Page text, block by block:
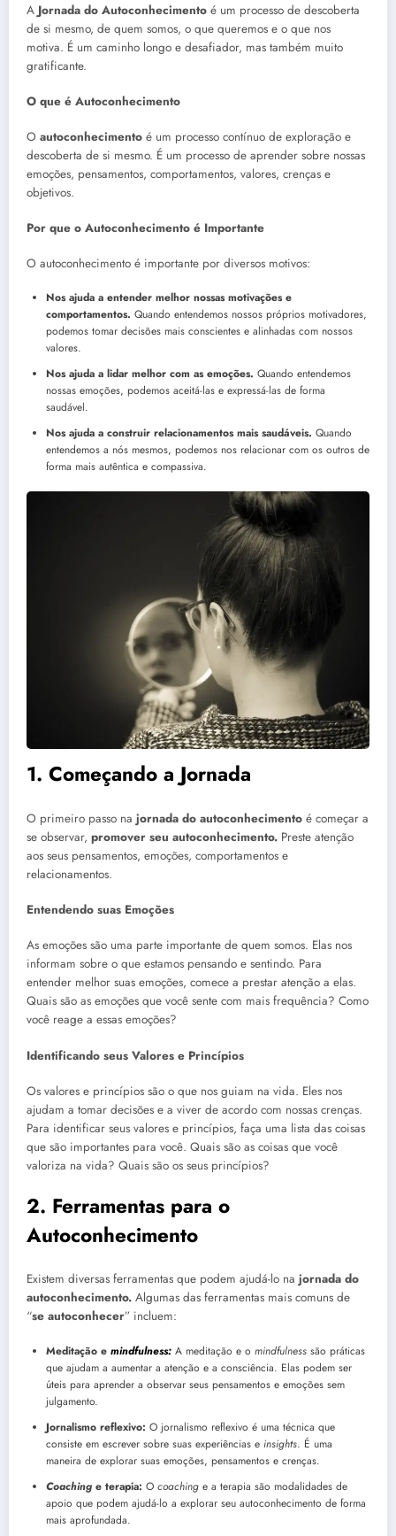
A Jornada do Autoconhecimento é um processo de descoberta
de si mesmo, de quem somos, o que queremos e o que nos
motiva. É um caminho longo e desafiador, mas também muito
gratificante.
O que é Autoconhecimento
O autoconhecimento é um processo contínuo de exploração e
descoberta de si mesmo. É um processo de aprender sobre nossas
emoções, pensamentos, comportamentos, valores, crenças e
objetivos.
Por que o Autoconhecimento é Importante
O autoconhecimento é importante por diversos motivos:
Nos ajuda a entender melhor nossas motivações e
comportamentos. Quando entendemos nossos próprios motivadores,
podemos tomar decisões mais conscientes e alinhadas com nossos
valores.
Nos ajuda a lidar melhor com as emoções. Quando entendemos
nossas emoções, podemos aceitá-las e expressá-las de forma
saudável.
Nos ajuda a construir relacionamentos mais saudáveis. Quando
entendemos a nós mesmos, podemos nos relacionar com os outros de
forma mais autêntica e compassiva.
1. Começando a Jornada
O primeiro passo na jornada do autoconhecimento é começar a
se observar, promover seu autoconhecimento. Preste atenção
aos seus pensamentos, emoções, comportamentos e
relacionamentos.
Entendendo suas Emoções
As emoções são uma parte importante de quem somos. Elas nos
informam sobre o que estamos pensando e sentindo. Para
entender melhor suas emoções, comece a prestar atenção a elas.
Quais são as emoções que você sente com mais frequência? Como
você reage a essas emoções?
Identificando seus Valores e Princípios
Os valores e princípios são o que nos guiam na vida. Eles nos
ajudam a tomar decisões e a viver de acordo com nossas crenças.
Para identificar seus valores e princípios, faça uma lista das coisas
que são importantes para você. Quais são as coisas que você
valoriza na vida? Quais são os seus princípios?
2. Ferramentas para o
Autoconhecimento
Existem diversas ferramentas que podem ajudá-lo na jornada do
autoconhecimento. Algumas das ferramentas mais comuns de
“se autoconhecer” incluem:
Meditação e mindfulness: A meditação e o mindfulness são práticas
que ajudam a aumentar a atenção e a consciência. Elas podem ser
úteis para aprender a observar seus pensamentos e emoções sem
julgamento.
Jornalismo reflexivo: O jornalismo reflexivo é uma técnica que
consiste em escrever sobre suas experiências e insights. É uma
maneira de explorar suas emoções, pensamentos e crenças.
Coaching e terapia: O coaching e a terapia são modalidades de
apoio que podem ajudá-lo a explorar seu autoconhecimento de forma
mais aprofundada.